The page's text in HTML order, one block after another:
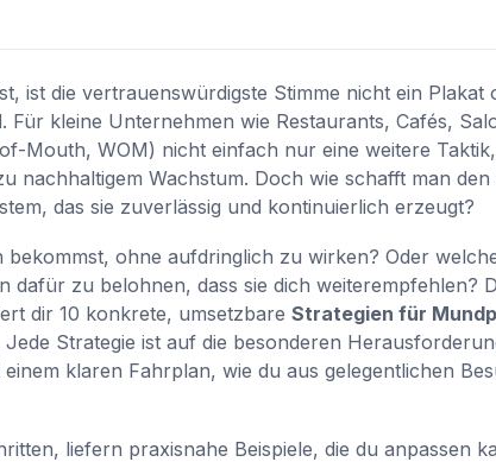
ist die vertrauenswürdigste Stimme nicht ein Plakat
kleine Unternehmen wie Restaurants, Cafés,
Mouth, WOM) nicht einfach nur eine weitere
nachhaltigem Wachstum. Doch wie schafft man
das sie zuverlässig und kontinuierlich erzeugt?
ohne aufdringlich zu wirken? Oder
dafür zu belohnen, dass sie dich weiterempfehlen?
dir 10 konkrete, umsetzbare Strategien für
Strategie ist auf die besonderen
klaren Fahrplan, wie du aus gelegentlichen
liefern praxisnahe Beispiele, die du anpassen